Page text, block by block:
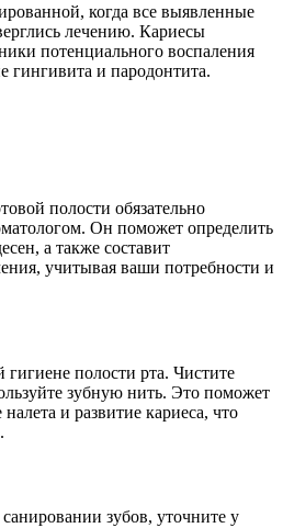
когда все выявленные
лечению. Кариесы
потенциального воспаления
гингивита и пародонтита.
полости обязательно
Он поможет определить
а также составит
учитывая ваши потребности и
гигиене полости рта. Чистите
зубную нить. Это поможет
и развитие кариеса, что
зубов, уточните у